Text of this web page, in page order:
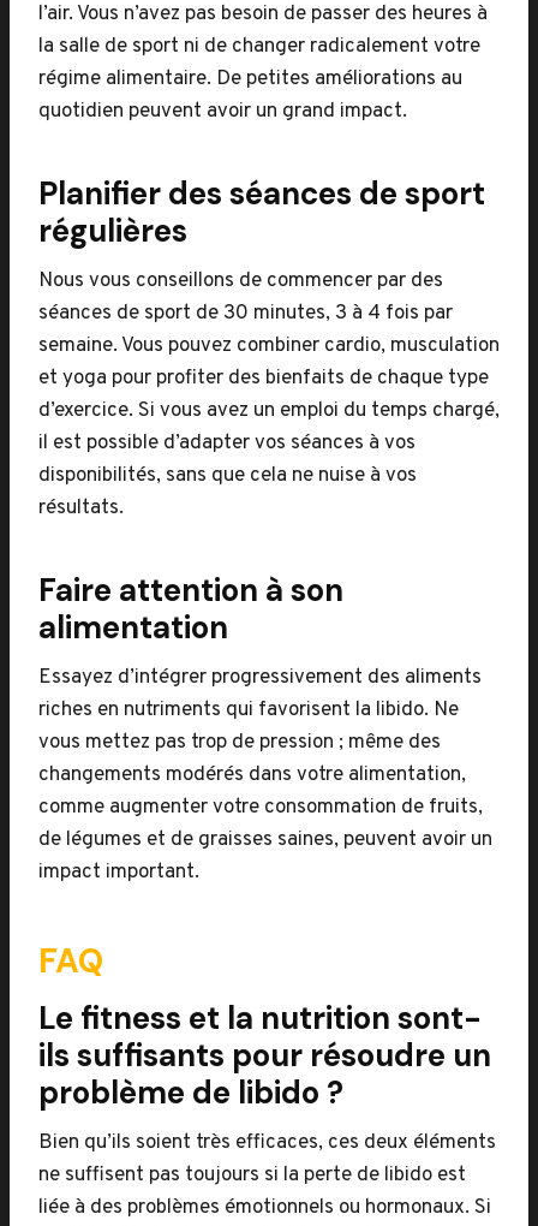
l’air. Vous n’avez pas besoin de passer des heures à
la salle de sport ni de changer radicalement votre
régime alimentaire. De petites améliorations au
quotidien peuvent avoir un grand impact.
Planifier des séances de sport
régulières
Nous vous conseillons de commencer par des
séances de sport de 30 minutes, 3 à 4 fois par
semaine. Vous pouvez combiner cardio, musculation
et yoga pour profiter des bienfaits de chaque type
d’exercice. Si vous avez un emploi du temps chargé,
il est possible d’adapter vos séances à vos
disponibilités, sans que cela ne nuise à vos
résultats.
Faire attention à son
alimentation
Essayez d’intégrer progressivement des aliments
riches en nutriments qui favorisent la libido. Ne
vous mettez pas trop de pression ; même des
changements modérés dans votre alimentation,
comme augmenter votre consommation de fruits,
de légumes et de graisses saines, peuvent avoir un
impact important.
FAQ
Le fitness et la nutrition sont-
ils suffisants pour résoudre un
problème de libido ?
Bien qu’ils soient très efficaces, ces deux éléments
ne suffisent pas toujours si la perte de libido est
liée à des problèmes émotionnels ou hormonaux. Si